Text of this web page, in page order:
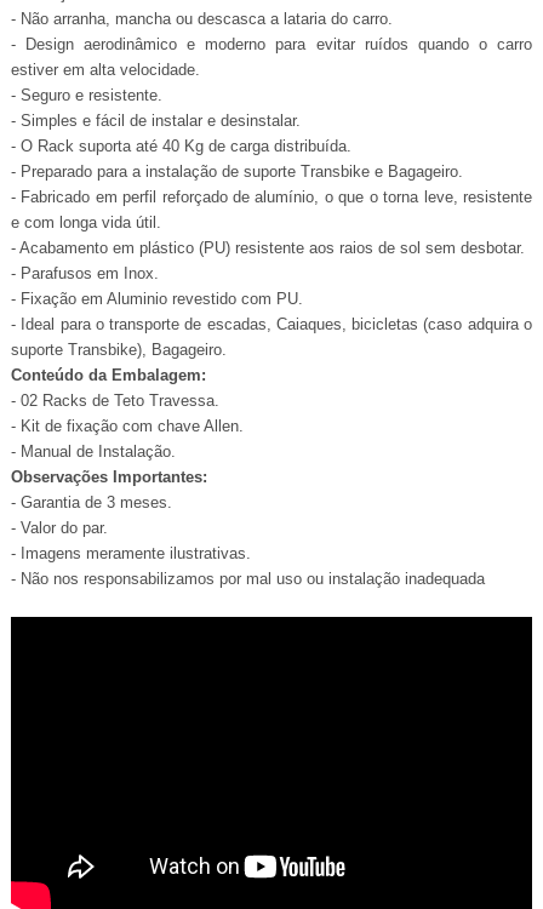
- Não arranha, mancha ou descasca a lataria do carro.
- Design aerodinâmico e moderno para evitar ruídos quando o carro
estiver em alta velocidade.
- Seguro e resistente.
- Simples e fácil de instalar e desinstalar.
- O Rack suporta até 40 Kg de carga distribuída.
- Preparado para a instalação de suporte Transbike e Bagageiro.
- Fabricado em perfil reforçado de alumínio, o que o torna leve, resistente
e com longa vida útil.
- Acabamento em plástico (PU) resistente aos raios de sol sem desbotar.
- Parafusos em Inox.
- Fixação em Aluminio revestido com PU.
- Ideal para o transporte de escadas, Caiaques, bicicletas (caso adquira o
suporte Transbike), Bagageiro.
Conteúdo da Embalagem:
- 02 Racks de Teto Travessa.
- Kit de fixação com chave Allen.
- Manual de Instalação.
Observações Importantes:
- Garantia de 3 meses.
- Valor do par.
- Imagens meramente ilustrativas.
- Não nos responsabilizamos por mal uso ou instalação inadequada